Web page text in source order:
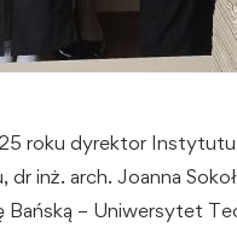
roku dyrektor
inż. arch. Joanna
Bańską – Uniwersytet